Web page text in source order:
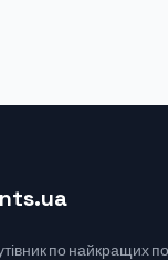
по найкращих